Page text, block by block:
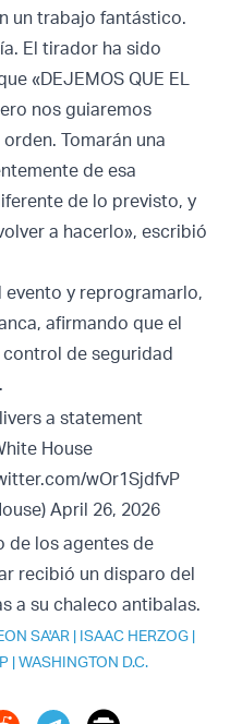
un trabajo fantástico.
El tirador ha sido
«DEJEMOS QUE EL
nos guiaremos
Tomarán una
de esa
de lo previsto, y
a hacerlo», escribió
evento y reprogramarlo,
afirmando que el
de seguridad
a statement
House
wOr1SjdfvP
April 26, 2026
de los agentes de
recibió un disparo del
a su chaleco antibalas.
SA'AR | ISAAC HERZOG |
|WASHINGTON D.C.